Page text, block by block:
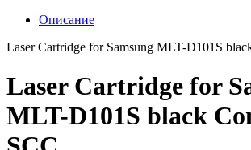
Описание
Laser Cartridge for Samsung MLT-D101S
Laser Cartridge for
MLT-D101S black